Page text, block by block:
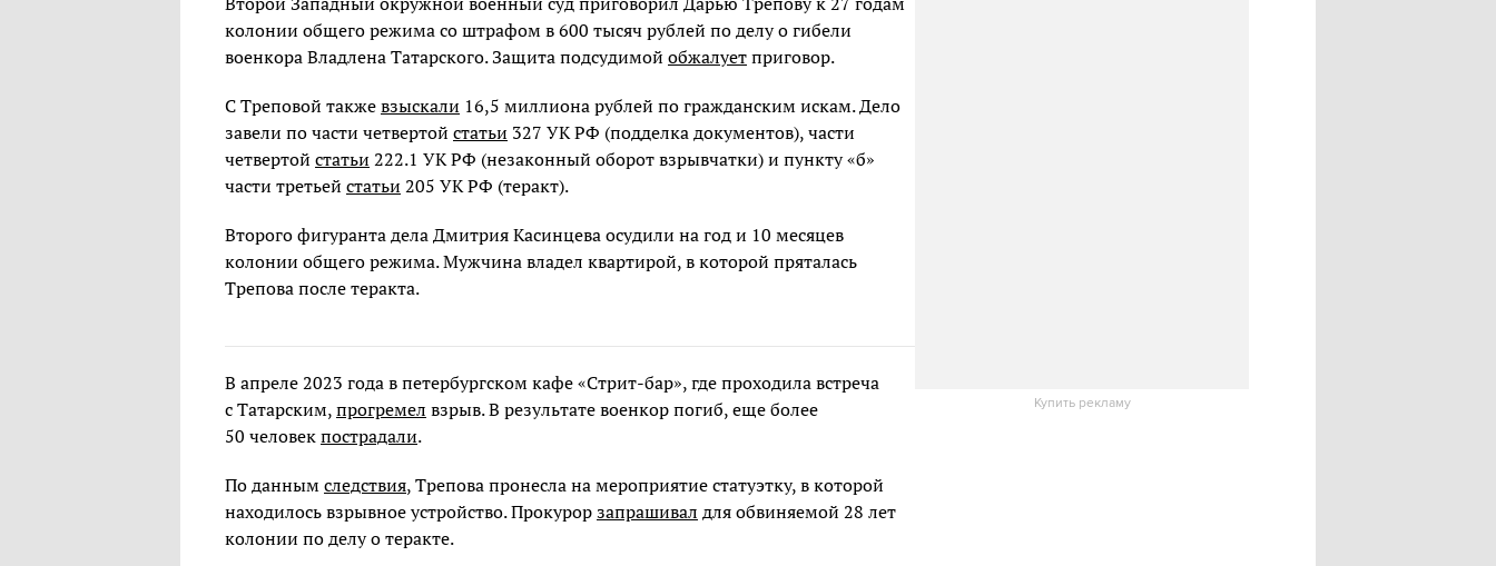
колонии общего режима со штрафом в 600 тысяч рублей по делу о гибели
военкора Владлена Татарского. Защита подсудимой обжалуетприговор.
С Треповой такжевзыскали 16,5 миллиона рублей по гражданским искам. Дело
завели по части четвертой статьи 327 УК РФ (подделка документов), части
четвертой статьи 222.1 УК РФ (незаконный оборот взрывчатки) и пункту «б»
части третьей статьи 205 УК РФ (теракт).
Второго фигуранта дела Дмитрия Касинцева осудили на год и 10 месяцев
колонии общего режима. Мужчина владел квартирой, в которой пряталась
Трепова после теракта.
В апреле 2023 года в петербургском кафе «Стрит-бар», где проходила встреча
с Татарским,прогремел взрыв. В результате военкор погиб, еще более
50 человекпострадали.
По даннымследствия, Трепова пронесла на мероприятие статуэтку, в которой
находилось взрывное устройство. Прокурорзапрашивал для обвиняемой 28 лет
колонии по делу о теракте.
Купить рекламу